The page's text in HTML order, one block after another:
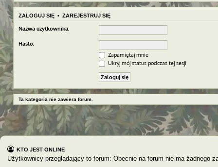
ZALOGUJ SIĘ • ZAREJESTRUJ SIĘ
Nazwa użytkownika:
Hasło:
Zapamiętaj mnie
Ukryj mój status podczas tej sesji
Ta kategoria nie zawiera forum.
KTO JEST ONLINE
Użytkownicy przeglądający to forum: Obecnie na forum nie ma żadnego